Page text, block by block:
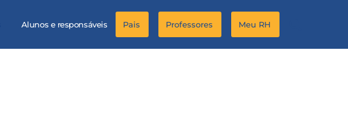
Alunos e responsáveis Pais Professores Meu RH